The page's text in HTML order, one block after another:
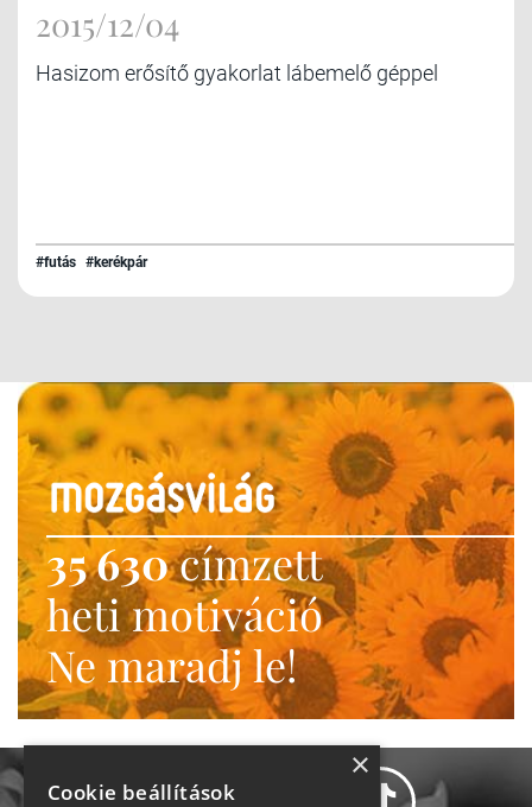
2015/12/04
Hasizom erősítő gyakorlat lábemelő géppel
#futás #kerékpár
35 630címzett
heti motiváció
Ne maradj le!
×
Cookie beállítások